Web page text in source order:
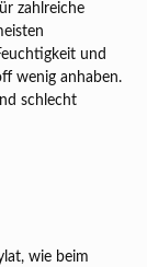
zahlreiche
und
wenig anhaben.
schlecht
wie beim